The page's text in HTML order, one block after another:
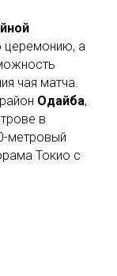
церемонию, а
чая матча.
Одайба,
в
метровый
Токио с